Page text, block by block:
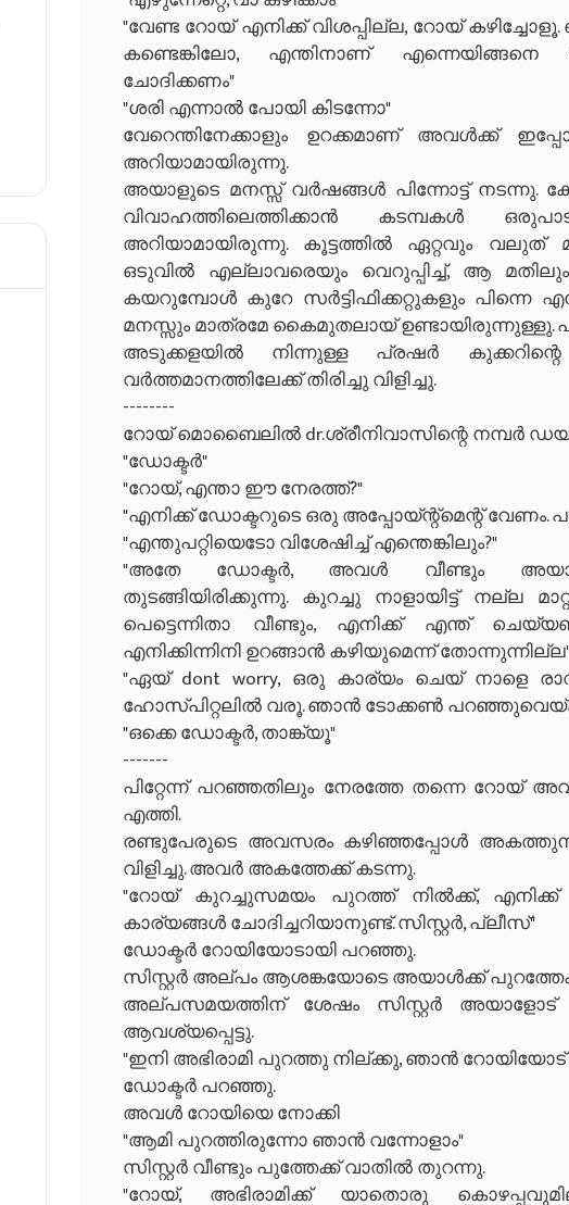
"വേണ്ട റോയ് എനിക്ക് വിശപ്പില്ല, റോയ്
കണ്ടെങ്കിലോ, എന്തിനാണ് എന്നെയിങ്ങനെ
ചോദിക്കണം"
"ശരി എന്നാൽ പോയി കിടന്നോ"
വേറെന്തിനേക്കാളും ഉറക്കമാണ് അവൾക്ക്
അറിയാമായിരുന്നു.
അയാളുടെ മനസ്സ് വർഷങ്ങൾ പിന്നോട്ട് നടന്നു.
വിവാഹത്തിലെത്തിക്കാൻ കടമ്പകൾ
അറിയാമായിരുന്നു. കൂട്ടത്തിൽ ഏറ്റവും വലുത്
ഒടുവിൽ എല്ലാവരെയും വെറുപ്പിച്ച്, ആ മതിലും
കയറുമ്പോൾ കുറേ സർട്ടിഫിക്കറ്റുകളും പിന്നെ
മനസ്സും മാത്രമേ കൈമുതലായ് ഉണ്ടായിരുന്നുള്ളു.
അടുക്കളയിൽ നിന്നുള്ള പ്രഷർ
വർത്തമാനത്തിലേക്ക് തിരിച്ചു വിളിച്ചു.
--------
റോയ് മൊബൈലിൽ dr.ശ്രീനിവാസിന്റെ നമ്പർ
"ഡോക്ടർ"
"റോയ്, എന്താ ഈ നേരത്ത്?"
"എനിക്ക് ഡോക്ടറുടെ ഒരു അപ്പോയ്ന്റ്മെന്റ് വേണം.
"എന്തുപറ്റിയെടോ വിശേഷിച്ച് എന്തെങ്കിലും?"
"അതേ ഡോക്ടർ, അവൾ വീണ്ടും
തുടങ്ങിയിരിക്കുന്നു. കുറച്ചു നാളായിട്ട് നല്ല
പെട്ടെന്നിതാ വീണ്ടും, എനിക്ക് എന്ത്
എനിക്കിന്നിനി ഉറങ്ങാൻ കഴിയുമെന്ന്
"ഏയ്‌ dont worry, ഒരു കാര്യം ചെയ് നാളെ
ഹോസ്പിറ്റലിൽ വരൂ. ഞാൻ ടോക്കൺ
"ഒക്കെ ഡോക്ടർ, താങ്ക്യൂ"
-------
പിറ്റേന്ന് പറഞ്ഞതിലും നേരത്തേ തന്നെ റോയ്
എത്തി.
രണ്ടുപേരുടെ അവസരം കഴിഞ്ഞപ്പോൾ
വിളിച്ചു. അവർ അകത്തേക്ക് കടന്നു.
"റോയ് കുറച്ചുസമയം പുറത്ത് നിൽക്ക്, എനിക്ക്
കാര്യങ്ങൾ ചോദിച്ചറിയാനുണ്ട്. സിസ്റ്റർ, പ്ലീസ്"
ഡോക്ടർ റോയിയോടായി പറഞ്ഞു.
സിസ്റ്റർ അല്പം ആശങ്കയോടെ അയാൾക്ക്
അല്പസമയത്തിന് ശേഷം സിസ്റ്റർ അയാളോട്
ആവശ്യപ്പെട്ടു.
"ഇനി അഭിരാമി പുറത്തു നില്ക്കു, ഞാൻ റോയിയോട്
ഡോക്ടർ പറഞ്ഞു.
അവൾ റോയിയെ നോക്കി
"ആമി പുറത്തിരുന്നോ ഞാൻ വന്നോളാം"
സിസ്റ്റർ വീണ്ടും പുത്തേക്ക് വാതിൽ തുറന്നു.
"റോയ്, അഭിരാമിക്ക് യാതൊരു